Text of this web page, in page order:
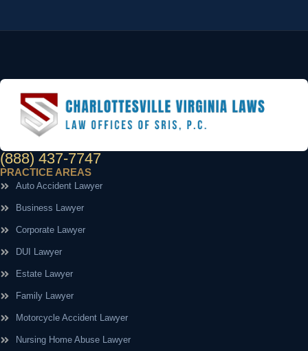
(888) 437-7747
PRACTICE AREAS
Auto Accident Lawyer
Business Lawyer
Corporate Lawyer
DUI Lawyer
Estate Lawyer
Family Lawyer
Motorcycle Accident Lawyer
Nursing Home Abuse Lawyer